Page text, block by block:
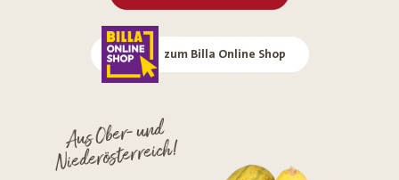
zum Billa Online Shop
Aus Ober- und
Niederösterreich!